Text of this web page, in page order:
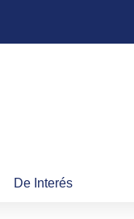
De Interés